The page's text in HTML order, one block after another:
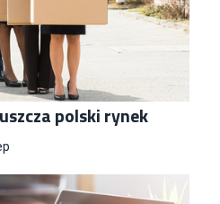
polski rynek
Ruchu